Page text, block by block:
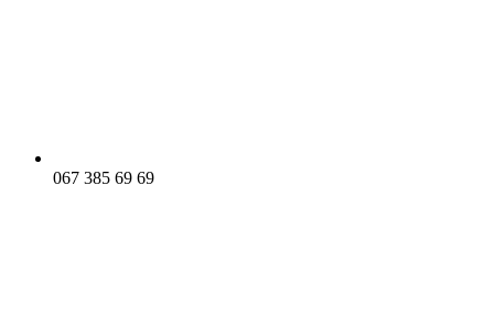
067 385 69 69